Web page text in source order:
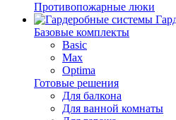
Противопожарные люки
Базовые комплекты
Basic
Max
Optima
Готовые решения
Для балкона
Для ванной комнаты